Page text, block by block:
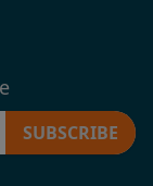
SUBSCRIBE